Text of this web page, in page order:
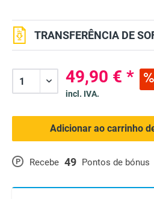
P Recebe 49 Pontos de bónus
TRANSFERÊNCIA DE
49,90 € *
incl. IVA.
Adicionar ao carrinho